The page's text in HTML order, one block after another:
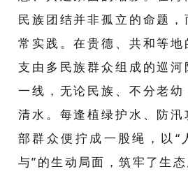
民族团结并非孤立的命题，
常实践。在贵德、共和等
支由多民族群众组成的巡
一线，无论民族、不分老
清水。每逢植绿护水、防
部群众便拧成一股绳，以“
与”的生动局面，筑牢了生